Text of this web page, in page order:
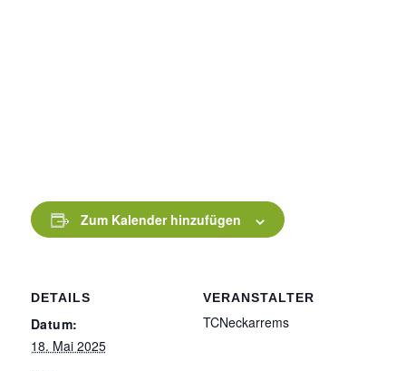
Zum Kalender hinzufügen
DETAILS
Datum:
18. Mai 2025
VERANSTALTER
TCNeckarrems